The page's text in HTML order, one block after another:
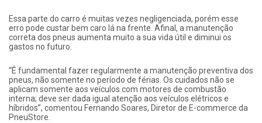
Essa parte do carro é muitas vezes negligenciada, porém esse
erro pode custar bem caro lá na frente. Afinal, a manutenção
correta dos pneus aumenta muito a sua vida útil e diminui os
gastos no futuro.
“É fundamental fazer regularmente a manutenção preventiva dos
pneus, não somente no período de férias. Os cuidados não se
aplicam somente aos veículos com motores de combustão
interna; deve ser dada igual atenção aos veículos elétricos e
híbridos”, comentou Fernando Soares, Diretor de E-commerce da
PneuStore.